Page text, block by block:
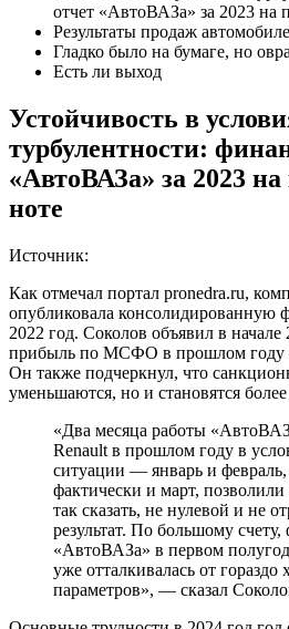
отчет «АвтоВАЗа» за 2023 на
Результаты продаж
Гладко было на бумаге, но
Есть ли выход
Устойчивость в
турбулентности:
«АвтоВАЗа» за 2023
ноте
Источник:
Как отмечал портал pronedra.ru,
опубликовала консолидированную
2022 год. Соколов объявил в начале
прибыль по МСФО в прошлом году
Он также подчеркнул, что
уменьшаются, но и становятся
«Два месяца работы
Renault в прошлом году в
ситуации — январь и
фактически и март,
так сказать, не нулевой и не
результат. По большому
«АвтоВАЗа» в первом
уже отталкивалась от гораздо
параметров», — сказал